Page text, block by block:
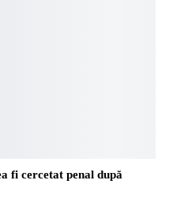
fi cercetat penal după